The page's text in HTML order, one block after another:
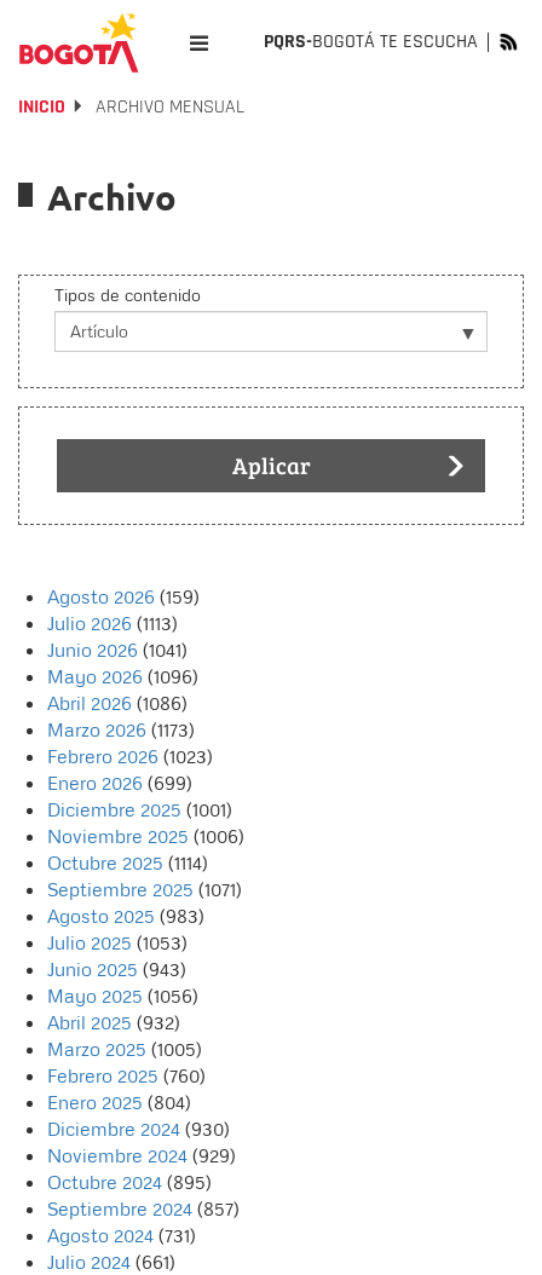
PQRS-BOGOTÁ TE ESCUCHA
INICIO ARCHIVO MENSUAL
Archivo
Tipos de contenido
Aplicar
Agosto 2026 (159)
Julio 2026 (1113)
Junio 2026 (1041)
Mayo 2026 (1096)
Abril 2026 (1086)
Marzo 2026 (1173)
Febrero 2026 (1023)
Enero 2026 (699)
Diciembre 2025 (1001)
Noviembre 2025 (1006)
Octubre 2025 (1114)
Septiembre 2025 (1071)
Agosto 2025 (983)
Julio 2025 (1053)
Junio 2025 (943)
Mayo 2025 (1056)
Abril 2025 (932)
Marzo 2025 (1005)
Febrero 2025 (760)
Enero 2025 (804)
Diciembre 2024 (930)
Noviembre 2024 (929)
Octubre 2024 (895)
Septiembre 2024 (857)
Agosto 2024 (731)
Julio 2024 (661)